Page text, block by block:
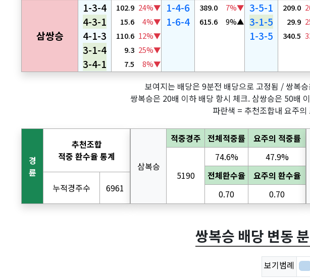
삼쌍승
1-3-4
4-3-1
4-1-3
3-1-4
3-4-1
102.9 24%▼
15.6
4%▼
110.6 12%▼
9.3 25%▼
7.5
8%▼
1-4-6
1-6-4
389.0
7%▼
615.6
9%▲
3-5-1
3-1-5
1-3-5
209.0
29.9
340.5
보여지는 배당은 9분전 배당으로 고정됨 / 쌍복
쌍복승은 20배 이하 배당 항시 체크. 삼쌍승은 50배
파란색 = 추천조합내 요주
경
륜
추천조합
적중 환수율 통계
누적경주수 6961
삼복승
적중경주 전체적중률 요주의 적중률
5190
74.6%
47.9%
전체환수율
요주의 환수율
0.70
0.70
쌍복승 배당 변동
보기범례